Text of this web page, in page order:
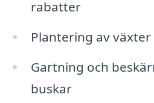
rabatter
Plantering av
Gartning och
buskar